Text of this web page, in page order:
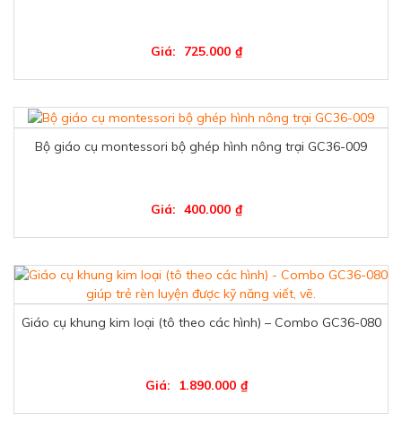
Giá: 725.000 ₫
Bộ giáo cụ montessori bộ ghép hình nông trại GC36-009
Giá: 400.000 ₫
Giáo cụ khung kim loại (tô theo các hình) – Combo GC36-080
Giá: 1.890.000 ₫